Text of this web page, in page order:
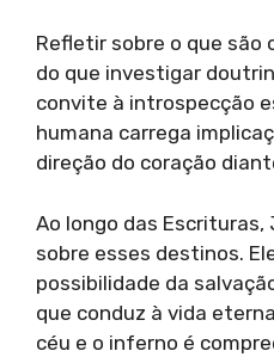
Refletir sobre o que são
do que investigar
convite à introspecção
humana carrega
direção do coração
Ao longo das
sobre esses destinos.
possibilidade da
que conduz à vida
céu e o inferno é